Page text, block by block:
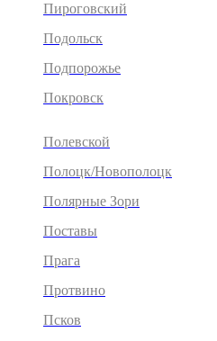
Пироговский
Подольск
Подпорожье
Покровск
Полевской
Полоцк/Новополоцк
Полярные Зори
Поставы
Прага
Протвино
Псков